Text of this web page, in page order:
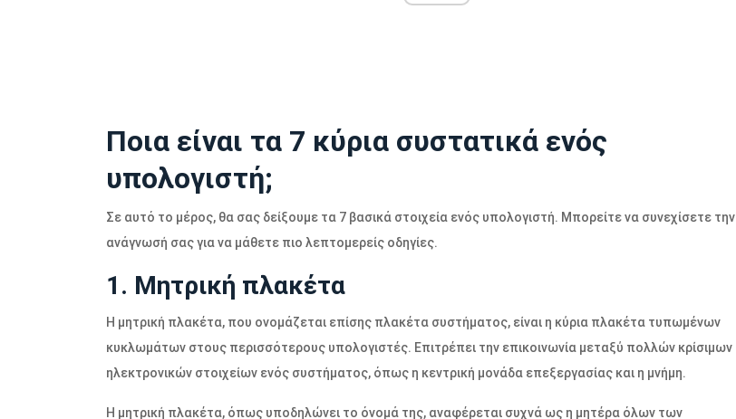
Ποια είναι τα 7 κύρια συστατικά ενός
υπολογιστή;
Σε αυτό το μέρος, θα σας δείξουμε τα 7 βασικά στοιχεία ενός υπολογιστή. Μπορείτε να συνεχίσετε την
ανάγνωσή σας για να μάθετε πιο λεπτομερείς οδηγίες.
1. Μητρική πλακέτα
Η μητρική πλακέτα, που ονομάζεται επίσης πλακέτα συστήματος, είναι η κύρια πλακέτα τυπωμένων
κυκλωμάτων στους περισσότερους υπολογιστές. Επιτρέπει την επικοινωνία μεταξύ πολλών κρίσιμων
ηλεκτρονικών στοιχείων ενός συστήματος, όπως η κεντρική μονάδα επεξεργασίας και η μνήμη.
Η μητρική πλακέτα, όπως υποδηλώνει το όνομά της, αναφέρεται συχνά ως η μητέρα όλων των